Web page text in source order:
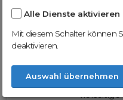
Nutze unsere
Alle Dienste
Mit diesem Schalter können
deaktivieren.
Auswahl übernehmen